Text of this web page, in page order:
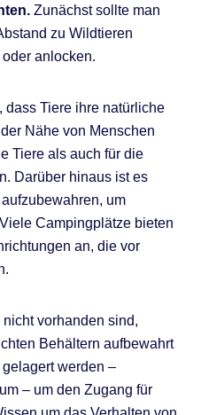
Zunächst sollte man
zu Wildtieren
anlocken.
dass Tiere ihre natürliche
Nähe von Menschen
Tiere als auch für die
Darüber hinaus ist es
um
Campingplätze bieten
an, die vor
vorhanden sind,
Behältern aufbewahrt
werden –
– um den Zugang für